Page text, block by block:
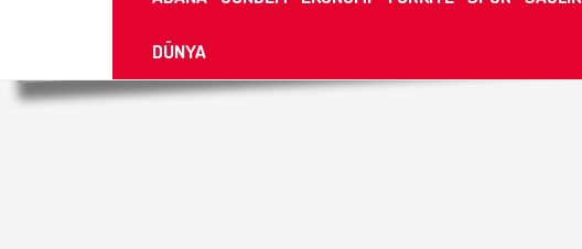
DÜNYA